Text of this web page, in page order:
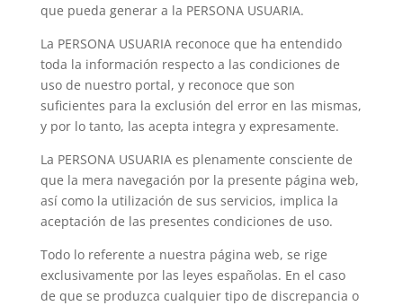
que pueda generar a la PERSONA USUARIA.
La PERSONA USUARIA reconoce que ha entendido
toda la información respecto a las condiciones de
uso de nuestro portal, y reconoce que son
suficientes para la exclusión del error en las mismas,
y por lo tanto, las acepta integra y expresamente.
La PERSONA USUARIA es plenamente consciente de
que la mera navegación por la presente página web,
así como la utilización de sus servicios, implica la
aceptación de las presentes condiciones de uso.
Todo lo referente a nuestra página web, se rige
exclusivamente por las leyes españolas. En el caso
de que se produzca cualquier tipo de discrepancia o